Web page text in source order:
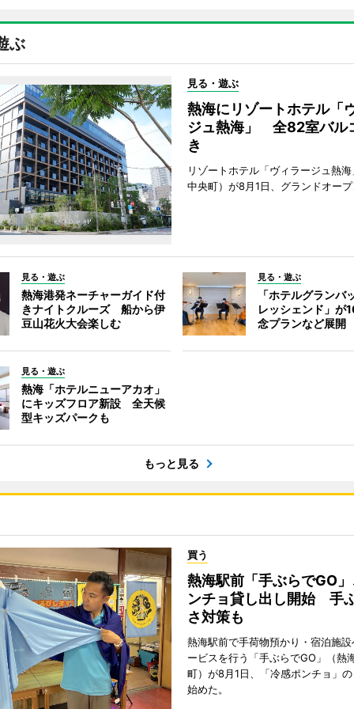
ぶ
見る・遊ぶ
熱海にリゾートホテル「
ジュ熱海」 全82室バル
き
リゾートホテル「ヴィラージュ熱
中央町）が8月1日、グランドオー
見る・遊ぶ
熱海港発ネーチャーガイド付
きナイトクルーズ 船から伊
豆山花火大会楽しむ
見る・遊ぶ
「ホテルグランバ
レッシェンド」
念プランなど展開
見る・遊ぶ
熱海「ホテルニューアカオ」
にキッズフロア新設 全天候
型キッズパークも
もっと見る
買う
熱海駅前「手ぶらでGO
ンチョ貸し出し開始 手
さ対策も
熱海駅前で手荷物預かり・宿泊施
ービスを行う「手ぶらでGO」（熱
町）が8月1日、「冷感ポンチョ」
始めた。